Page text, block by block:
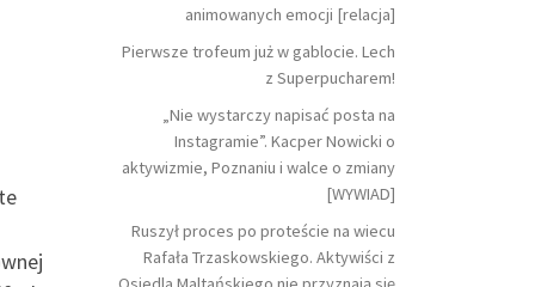
animowanych emocji [relacja]
Pierwsze trofeum już w gablocie. Lech
z Superpucharem!
„Nie wystarczy napisać posta na
Instagramie”. Kacper Nowicki o
aktywizmie, Poznaniu i walce o zmiany
[WYWIAD]
Ruszył proces po proteście na wiecu
Rafała Trzaskowskiego. Aktywiści z